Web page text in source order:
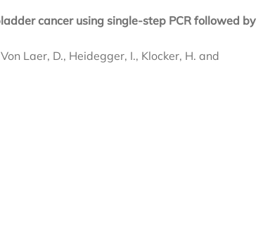
cancer using single-step PCR followed by
Laer, D., Heidegger, I., Klocker, H. and